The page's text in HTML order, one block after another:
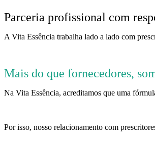
Parceria profissional com
A Vita Essência trabalha lado a lado com
Mais do que fornecedores,
Na Vita Essência, acreditamos que uma
Por isso, nosso relacionamento com